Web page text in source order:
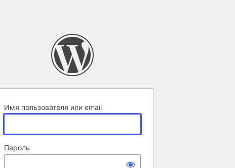
Имя пользователя или email
Пароль